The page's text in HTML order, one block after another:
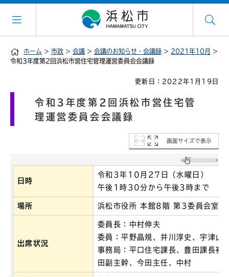
ホーム > 市政 > 会議 > 会議のお知らせ・会議録 > 2021年10月
>
令和3年度第2回浜松市営住宅管理運営委員会会議録
更新日：2022年1月19日
令和3年度第2回浜松市営住宅管
理運営委員会会議録
画面サイズで表示
日時
令和3年10月27日（水曜日）
午後1時30分から午後3時まで
場所 浜松市役所 本館8階 第3委員会室
出席状況
委員長：中村伸夫
委員：平野晶規、井川淳史、宇津山
事務局：平口住宅課長、豊田課長補
田副主幹、今田主任、中村